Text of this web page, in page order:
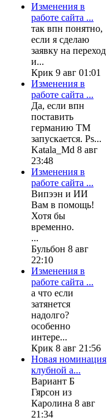
Изменения в
работе сайта ...
так впн понятно,
если я сделаю
заявку на переход
и...
Крик 9 авг 01:01
Изменения в
работе сайта ...
Да, если впн
поставить
германию ТМ
запускается. Ps...
Katala_Md 8 авг
23:48
Изменения в
работе сайта ...
Випээн и ИИ
Вам в помощь!
Хотя бы
временно.
...
Бульбон 8 авг
22:10
Изменения в
работе сайта ...
а что если
затянется
надолго?
особенно
интере...
Крик 8 авг 21:56
Новая номинация
клубной а...
Вариант Б
Гярсон из
Каролина 8 авг
21:34